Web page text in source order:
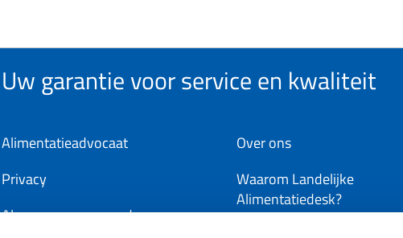
Uw garantie voor service en kwaliteit
Alimentatieadvocaat
Privacy
Algemene voorwaarden
Over ons
Waarom Landelijke
Alimentatiedesk?